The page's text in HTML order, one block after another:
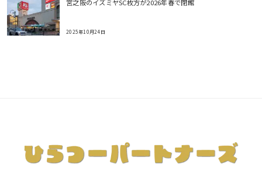
宮之阪のイズミヤSC枚方が2026年春で閉館
2025年10月24日